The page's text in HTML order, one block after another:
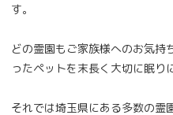
す。
どの霊園もご家族様へのお気持
ったペットを末長く大切に眠り
それでは埼玉県にある多数の霊